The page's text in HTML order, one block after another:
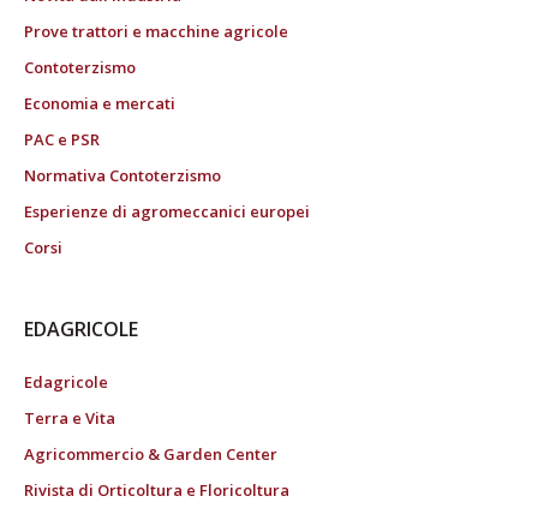
Prove trattori e macchine agricole
Contoterzismo
Economia e mercati
PAC e PSR
Normativa Contoterzismo
Esperienze di agromeccanici europei
Corsi
EDAGRICOLE
Edagricole
Terra e Vita
Agricommercio & Garden Center
Rivista di Orticoltura e Floricoltura